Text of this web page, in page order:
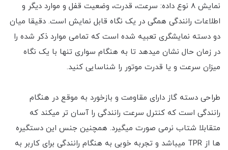
نمایش ۸ نوع داده: سرعت، قدرت، وضعیت قفل و موارد دیگر و
اطلاعات رانندگی همگی در یک نگاه‌ قابل نمایش است. دقیقا میان
دو دسته نمایشگری تعبیه شده است که تمامی موارد ذکر شده را
در زمان حال نشان میدهد تا به هنگام سواری تنها با یک نگاه
میزان سرعت و یا قدرت موتور را شناسایی کنید.
طراحی دسته گاز دارای مقاومت و بازخورد به موقع در هنگام
رانندگی است که کنترل سرعت رانندگی را آسان تر میکند که
متقابلا شتاب نرمی صورت میگیرد. همچنین جنس این دستگیره
ها از TPR میباشد و تجربه خوبی به هنگام رانندگی برای کاربر به